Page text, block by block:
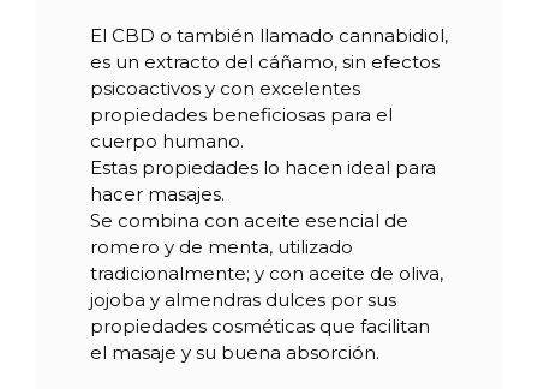
El CBD o también llamado cannabidiol,
es un extracto del cáñamo, sin efectos
psicoactivos y con excelentes
propiedades beneficiosas para el
cuerpo humano.
Estas propiedades lo hacen ideal para
hacer masajes.
Se combina con aceite esencial de
romero y de menta, utilizado
tradicionalmente; y con aceite de oliva,
jojoba y almendras dulces por sus
propiedades cosméticas que facilitan
el masaje y su buena absorción.